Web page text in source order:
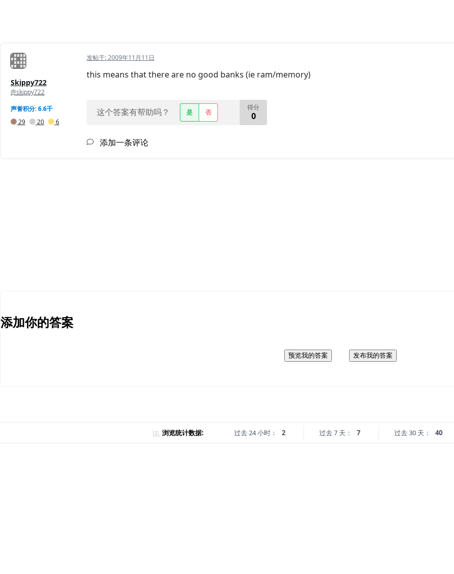
Skippy722
@skippy722
声誉积分: 6.6千
29
20 6
发帖于:2009年11月11日
this means that there are no good banks (ie ram/memory)
这个答案有帮助吗？ 是 否
得分
0
添加一条评论
添加你的答案
预览我的答案 发布我的答案
浏览统计数据: 过去 24 小时： 2 过去 7 天： 7 过去 30 天： 40